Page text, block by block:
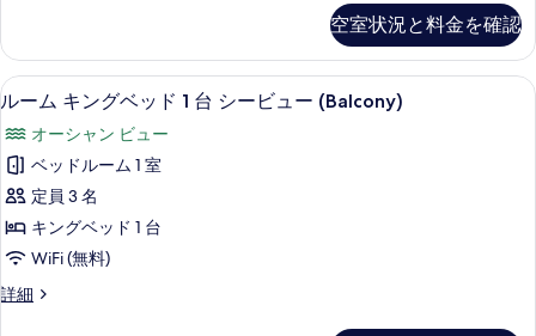
表
示
す
る
ー
(Balcony)
の
す
べ
て
の
写
真
ュ
ー
(Balcony)
の
詳
細
ン
グ
ル
ベ
ッ
ド
2
台
シ
ス
ル
ー
シ
ン
ル
ベ
ッ
ド
2
空室状況と料金を確認
ル
ム
キ
ン
グ
ベ
ッ
高級寝具、セーフティボックス (室
10
ルーム キングベッド 1 台 シービュー (Balcony)
オーシャン ビュー
ベッドルーム 1 室
定員 3 名
キングベッド 1 台
WiFi (無料)
詳細
ル